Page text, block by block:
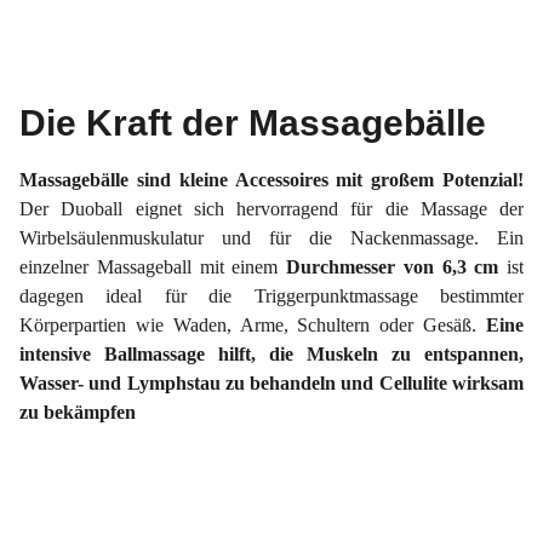
Die Kraft der Massagebälle
Massagebälle sind kleine Accessoires mit großem Potenzial!
Der Duoball eignet sich hervorragend für die Massage der
Wirbelsäulenmuskulatur und für die Nackenmassage. Ein
einzelner Massageball mit einem Durchmesser von 6,3 cm ist
dagegen ideal für die Triggerpunktmassage bestimmter
Körperpartien wie Waden, Arme, Schultern oder Gesäß. Eine
intensive Ballmassage hilft, die Muskeln zu entspannen,
Wasser- und Lymphstau zu behandeln und Cellulite wirksam
zu bekämpfen